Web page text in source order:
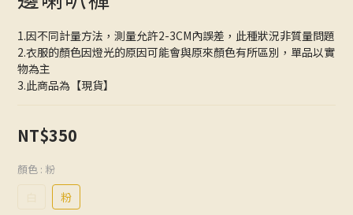
1.因不同計量方法，測量允許2-3CM內誤差，此種狀況非質量問題
2.衣服的顏色因燈光的原因可能會與原來顏色有所區別，單品以實
物為主
3.此商品為【現貨】
NT$350
顏色 : 粉
粉